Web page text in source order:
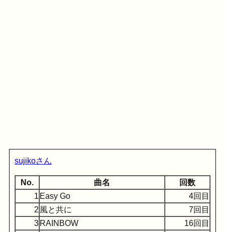
sujikoさん
No. 曲名
回数
1 Easy Go
4回目
2 風と共に
7回目
3 RAINBOW
16回目